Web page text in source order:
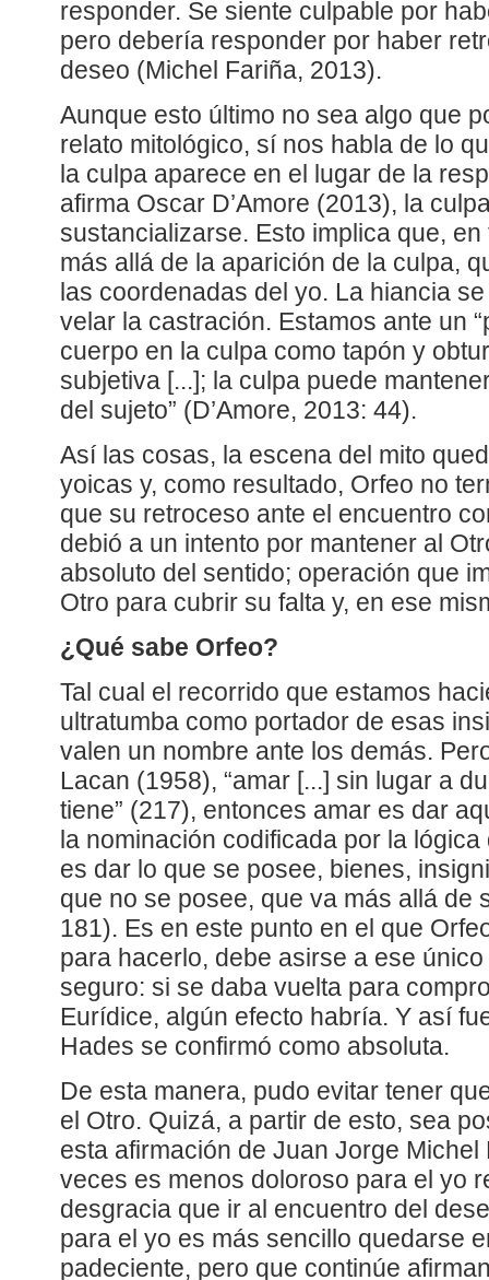
responder. Se siente culpable por
pero debería responder por haber
deseo (Michel Fariña, 2013).
Aunque esto último no sea algo que
relato mitológico, sí nos habla de lo
la culpa aparece en el lugar de la
afirma Oscar D’Amore (2013), la
sustancializarse. Esto implica que,
más allá de la aparición de la culpa,
las coordenadas del yo. La hiancia
velar la castración. Estamos ante un
cuerpo en la culpa como tapón y
subjetiva [...]; la culpa puede
del sujeto” (D’Amore, 2013: 44).
Así las cosas, la escena del mito
yoicas y, como resultado, Orfeo no
que su retroceso ante el encuentro
debió a un intento por mantener al
absoluto del sentido; operación que
Otro para cubrir su falta y, en ese
¿Qué sabe Orfeo?
Tal cual el recorrido que estamos
ultratumba como portador de esas
valen un nombre ante los demás.
Lacan (1958), “amar [...] sin lugar a
tiene” (217), entonces amar es dar
la nominación codificada por la lógica
es dar lo que se posee, bienes,
que no se posee, que va más allá de
181). Es en este punto en el que
para hacerlo, debe asirse a ese
seguro: si se daba vuelta para
Eurídice, algún efecto habría. Y así
Hades se confirmó como absoluta.
De esta manera, pudo evitar tener
el Otro. Quizá, a partir de esto, sea
esta afirmación de Juan Jorge
veces es menos doloroso para el yo
desgracia que ir al encuentro del
para el yo es más sencillo quedarse
padeciente, pero que continúe